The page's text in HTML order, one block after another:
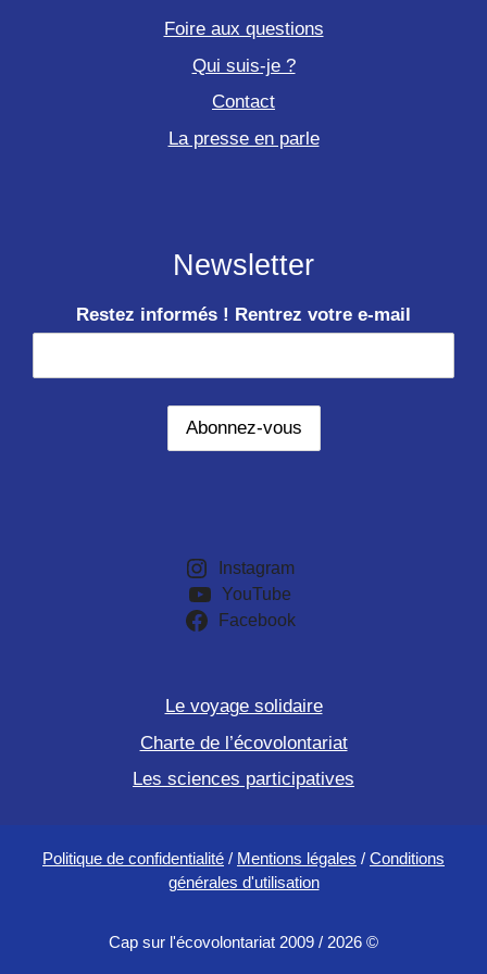
Foire aux questions
Qui suis-je ?
Contact
La presse en parle
Newsletter
Restez informés ! Rentrez votre e-mail
Instagram
YouTube
Facebook
Le voyage solidaire
Charte de l’écovolontariat
Les sciences participatives
Politique de confidentialité / Mentions légales / Conditions
générales d'utilisation
Cap sur l'écovolontariat 2009 / 2026 ©